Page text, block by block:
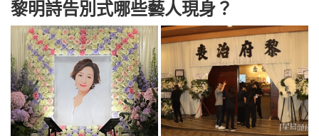
黎明詩告別式哪些藝人現身？